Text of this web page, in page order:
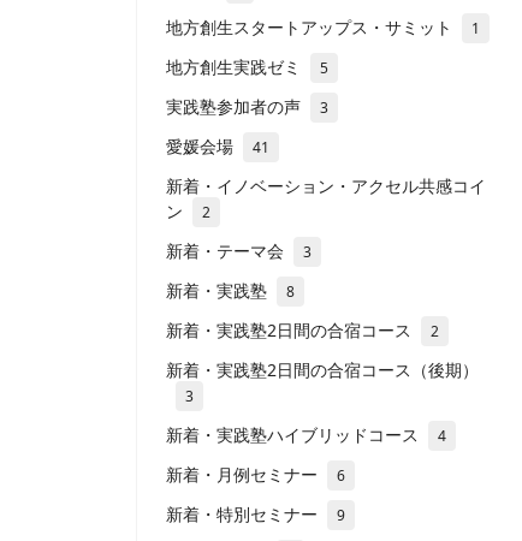
地方創生スタートアップス・サミット 1
地方創生実践ゼミ 5
実践塾参加者の声 3
愛媛会場 41
新着・イノベーション・アクセル共感コイ
ン
2
新着・テーマ会 3
新着・実践塾 8
新着・実践塾2日間の合宿コース 2
新着・実践塾2日間の合宿コース（後期）
3
新着・実践塾ハイブリッドコース 4
新着・月例セミナー 6
新着・特別セミナー 9